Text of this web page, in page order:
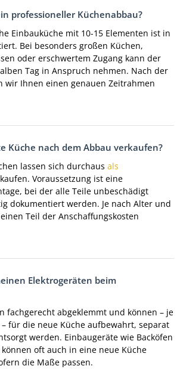
professioneller Küchenabbau?
Einbauküche mit 10-15 Elementen ist in
Bei besonders großen Küchen,
oder erschwertem Zugang kann der
Tag in Anspruch nehmen. Nach der
wir Ihnen einen genauen Zeitrahmen
Küche nach dem Abbau verkaufen?
lassen sich durchaus als
Voraussetzung ist eine
bei der alle Teile unbeschädigt
dokumentiert werden. Je nach Alter und
Teil der Anschaffungskosten
Elektrogeräten beim
fachgerecht abgeklemmt und können – je
für die neue Küche aufbewahrt, separat
werden. Einbaugeräte wie Backöfen
oft auch in eine neue Küche
die Maße passen.